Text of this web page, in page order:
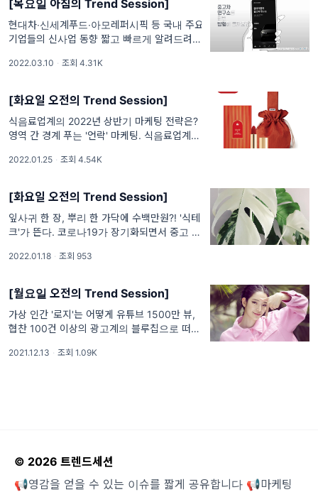
[목요일 아침의 Trend Session]
현대차∙신세계푸드∙아모레퍼시픽 등 국내 주요
기업들의 신사업 동향 짧고 빠르게 알려드려요.
중고차 판매 사업 추진 7일 현대자동차는 성능
'인증 중고차'(CPO, Certi
2022.03.10 · 조회 4.31K
[화요일 오전의 Trend Session]
식음료업계의 2022년 상반기 마케팅 전략은?
영역 간 경계 푸는 '언락' 마케팅. 식음료업계가
언락 마케팅은 굳게 잠겨있던 영역 간 경계를
전략의 핵심이었던 '
2022.01.25 · 조회 4.54K
[화요일 오전의 Trend Session]
잎사귀 한 장, 뿌리 한 가닥에 수백만원?! '식테
크'가 뜬다. 코로나19가 장기화되면서 중고 거
자기기 같은 일반적인 중고 거래 물품 이외에
을 챙기는
2022.01.18 · 조회 953
[월요일 오전의 Trend Session]
가상 인간 '로지'는 어떻게 유튜브 1500만 뷰,
협찬 100건 이상의 광고계의 블루칩으로 떠올
님은 가상 인플루언서 '로지'를 알고 계신가요?
2021.12.13 · 조회 1.09K
© 2026 트렌드세션
📢영감을 얻을 수 있는 이슈를 짧게 공유합니다 📢마케팅